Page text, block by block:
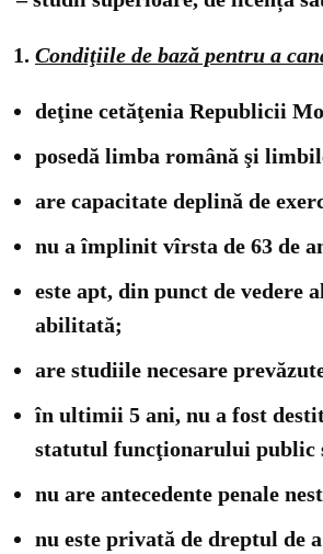
Condiţiile de bază pentru a
deţine cetăţenia Republicii
posedă limba română şi
are capacitate deplină de
nu a împlinit vîrsta de 63 de
este apt, din punct de
abilitată;
are studiile necesare
în ultimii 5 ani, nu a fost
statutul funcţionarului public
nu are antecedente penale
nu este privată de dreptul de